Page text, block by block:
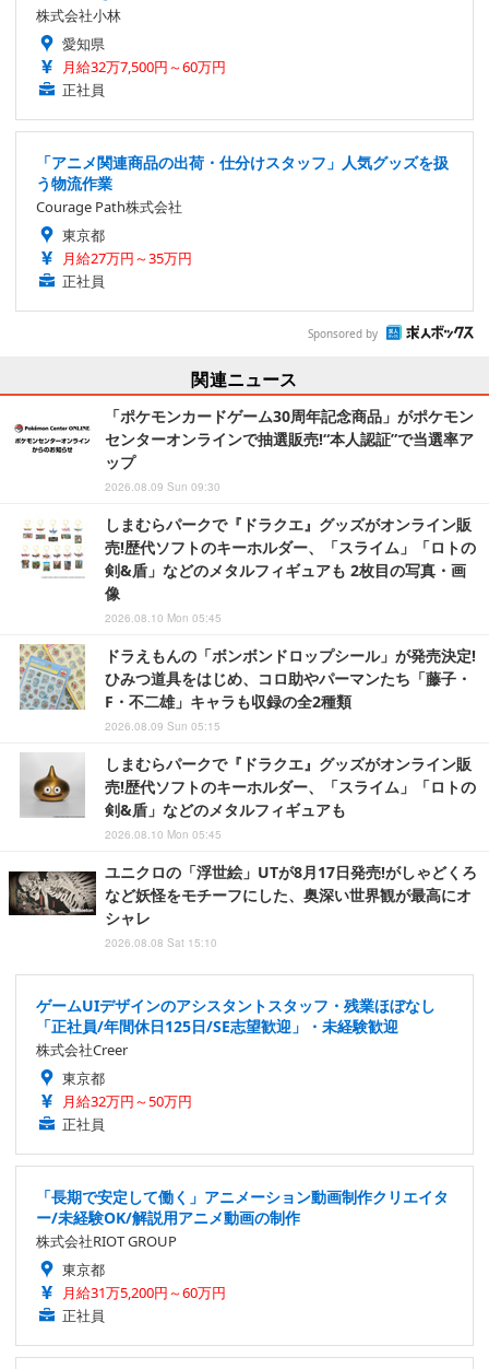
株式会社小林
愛知県
月給32万7,500円～60万円
正社員
「アニメ関連商品の出荷・仕分けスタッフ」人気グッズを扱
う物流作業
Courage Path株式会社
東京都
月給27万円～35万円
正社員
Sponsored by
関連ニュース
「ポケモンカードゲーム30周年記念商品」がポケモン
センターオンラインで抽選販売!“本人認証”で当選率ア
ップ
2026.08.09 Sun 09:30
しまむらパークで『ドラクエ』グッズがオンライン販
売!歴代ソフトのキーホルダー、「スライム」「ロトの
剣&盾」などのメタルフィギュアも 2枚目の写真・画
像
2026.08.10 Mon 05:45
ドラえもんの「ボンボンドロップシール」が発売決定!
ひみつ道具をはじめ、コロ助やパーマンたち「藤子・
F・不二雄」キャラも収録の全2種類
2026.08.09 Sun 05:15
しまむらパークで『ドラクエ』グッズがオンライン販
売!歴代ソフトのキーホルダー、「スライム」「ロトの
剣&盾」などのメタルフィギュアも
2026.08.10 Mon 05:45
ユニクロの「浮世絵」UTが8月17日発売!がしゃどくろ
など妖怪をモチーフにした、奥深い世界観が最高にオ
シャレ
2026.08.08 Sat 15:10
ゲームUIデザインのアシスタントスタッフ・残業ほぼなし
「正社員/年間休日125日/SE志望歓迎」・未経験歓迎
株式会社Creer
東京都
月給32万円～50万円
正社員
「長期で安定して働く」アニメーション動画制作クリエイタ
ー/未経験OK/解説用アニメ動画の制作
株式会社RIOT GROUP
東京都
月給31万5,200円～60万円
正社員